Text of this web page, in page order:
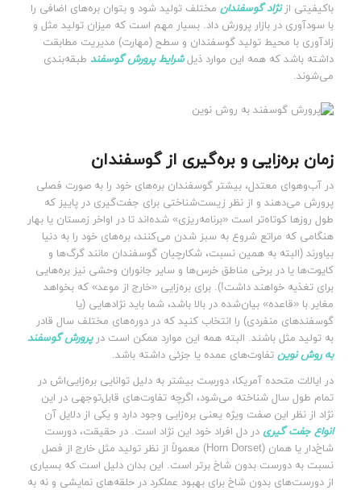
باکیفیتی ازنژاد گوسفندانمختلف تولید شود و بتوان بره‌های اضافی را
با سودآوری در بازار پرورش داد. بسیار مهم است که میزان تولید مثل و
زادآوری با محیط تولید گوسفندان و سطح (مهارت) مدیریت مطابقت
داشته باشد که همه این موارد ذیلشرایط پرورش گوسفندطبقه‌بندی
می‌شوند.
زمان بره‌زایی و بره‌گیری از گوسفندان
در آب‌وهوای معتدل، بیشتر گوسفندان بره‌های خود را به صورت فصلی
پرورش می‌دهند و از نظر زیست‌شناختی برای جفت‌گیری در پاییز که
طول روزها کوتاه‌تر است «برنامه‌ریزی» شده‌اند تا در اواخر زمستان یا بهار
هنگامی که مراتع شروع به سبز شدن می‌کنند، بره‌های خود را به دنیا
بیاورند (البته به همین نسبت، شکارچیان گوسفندان مانند گرگ‌ها و
کایوت‌ها یا در برخی مناطق خرس‌ها و سایر جانوران وحشی نیز بره‌هایی
برای تغذیه خواهند داشت!). برای بره‌زایی «خارج از موعد» که بخواهد
مغایر با «قاعده» بیان‌شده در بالا باشد، شما باید نژادهایی (یا
گوسفندهای منفردی) را انتخاب کنید که در دوره‌های مختلف سال قادر
به تولید مثل باشند. البته همه این موارد ممکن است درپرورش گوسفند
به روش نوینتفاوت‌های عمده یا جزئی داشته باشد.
در ایالات متحده آمریکا، دورسِت بیشتر به دلیل توانایی بره‌زایی‌اش در
تمام طول سال شناخته می‌شود، اگرچه تفاوت‌های قابل‌توجهی در این
نژاد از نظر این صفت ویژه یعنی بره‌زایی وجود دارد و یکی از دلایل آن
انواع جفت گیریدر دل افراد خود این نژاد است. در حقیقت، دورست
شاخ‌دار یا همان (Horn Dorset) معمولاً از نظر تولید مثل خارج از فصل
نسبت به دورست بدون شاخ برتر است. این بدان دلیل است که بسیاری
از دورست‌های بدون شاخ برای بهبود عملکرد در حلقه‌های نمایشی و نه به